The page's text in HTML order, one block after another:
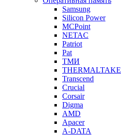
Samsung
Silicon Power
MCPoint
NETAC
Patriot
Pat
ТМИ
THERMALTAKE
Transcend
Crucial
Corsair
Digma
AMD
Apacer
A-DATA